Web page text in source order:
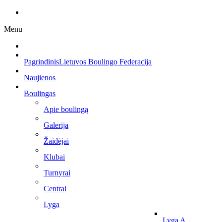
Menu
PagrindinisLietuvos Boulingo Federacija
Naujienos
Boulingas
Apie boulingą
Galerija
Žaidėjai
Klubai
Turnyrai
Centrai
Lyga
Lyga A